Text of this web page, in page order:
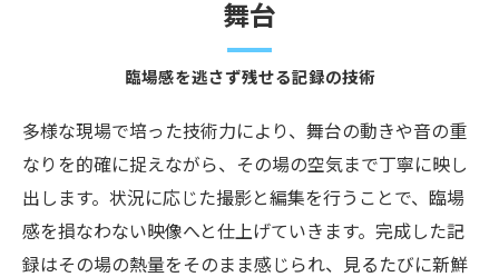
舞台
臨場感を逃さず残せる記録の技術
多様な現場で培った技術力により、舞台の動きや音の重
なりを的確に捉えながら、その場の空気まで丁寧に映し
出します。状況に応じた撮影と編集を行うことで、臨場
感を損なわない映像へと仕上げていきます。完成した記
録はその場の熱量をそのまま感じられ、見るたびに新鮮